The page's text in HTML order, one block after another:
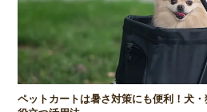
ペットカートは暑さ対策にも便利！犬